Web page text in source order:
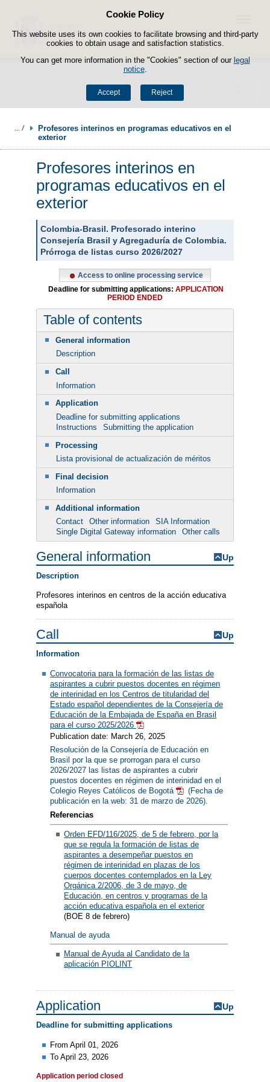
Cookie Policy
This website uses its own cookies to facilitate browsing and third-party
cookies to obtain usage and satisfaction statistics.
You can get more information in the "Cookies" section of our legal
notice.
Accept Reject
Skip to content
Search
Menu
Profesores interinos en programas educativos en el
exterior
Profesores interinos en
programas educativos en el
exterior
Colombia-Brasil. Profesorado interino
Consejería Brasil y Agregaduría de Colombia.
Prórroga de listas curso 2026/2027
Access to online processing service
Deadline for submitting applications: APPLICATION
PERIOD ENDED
Table of contents
General information
Description
Call
Information
Application
Deadline for submitting applications
Instructions
Submitting the application
Processing
Lista provisional de actualización de méritos
Final decision
Information
Additional information
Contact
Other information
SIA Information
Single Digital Gateway information
Other calls
General information Up
Description
Profesores interinos en centros de la acción educativa
española
Call Up
Information
Convocatoria para la formación de las listas de
aspirantes a cubrir puestos docentes en régimen
de interinidad en los Centros de titularidad del
Estado español dependientes de la Consejería de
Educación de la Embajada de España en Brasil
para el curso 2025/2026
Publication date: March 26, 2025
Resolución de la Consejería de Educación en
Brasil por la que se prorrogan para el curso
2026/2027 las listas de aspirantes a cubrir
puestos docentes en régimen de interinidad en el
Colegio Reyes Católicos de Bogotá
(Fecha de
publicación en la web: 31 de marzo de 2026).
Referencias
Orden EFD/116/2025, de 5 de febrero, por la
que se regula la formación de listas de
aspirantes a desempeñar puestos en
régimen de interinidad en plazas de los
cuerpos docentes contemplados en la Ley
Orgánica 2/2006, de 3 de mayo, de
Educación, en centros y programas de la
acción educativa española en el exterior
(BOE 8 de febrero)
Manual de ayuda
Manual de Ayuda al Candidato de la
aplicación PIOLINT
Application Up
Deadline for submitting applications
From April 01, 2026
To April 23, 2026
Application period closed